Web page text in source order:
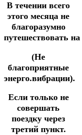
В течении всего
этого месяца не
благоразумно
путешествовать на
(Не
благоприятные
энерго.вибрации).
Если только не
совершать
поездку через
третий пункт.